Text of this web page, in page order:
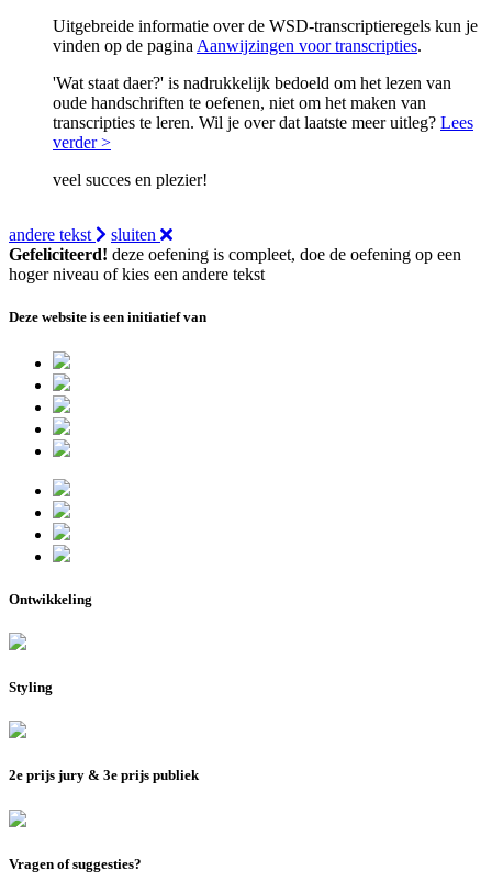
Uitgebreide informatie over de WSD-transcriptieregels kun je
vinden op de pagina Aanwijzingen voor transcripties.
'Wat staat daer?' is nadrukkelijk bedoeld om het lezen van
oude handschriften te oefenen, niet om het maken van
transcripties te leren. Wil je over dat laatste meer uitleg? Lees
verder >
veel succes en plezier!
andere tekst
sluiten
Gefeliciteerd! deze oefening is compleet, doe de oefening op een
hoger niveau of kies een andere tekst
Deze website is een initiatief van
Ontwikkeling
Styling
2e prijs jury & 3e prijs publiek
Vragen of suggesties?